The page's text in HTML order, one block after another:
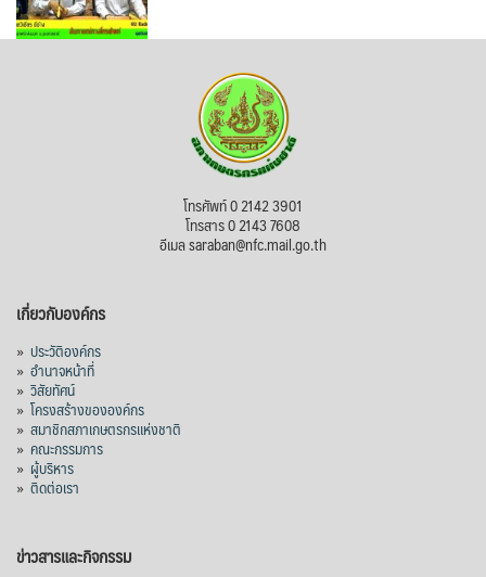
โทรศัพท์ 0 2142 3901
โทรสาร 0 2143 7608
อีเมล saraban@nfc.mail.go.th
เกี่ยวกับองค์กร
» ประวัติองค์กร
» อำนาจหน้าที่
» วิสัยทัศน์
» โครงสร้างขององค์กร
» สมาชิกสภาเกษตรกรแห่งชาติ
» คณะกรรมการ
» ผู้บริหาร
» ติดต่อเรา
ข่าวสารและกิจกรรม